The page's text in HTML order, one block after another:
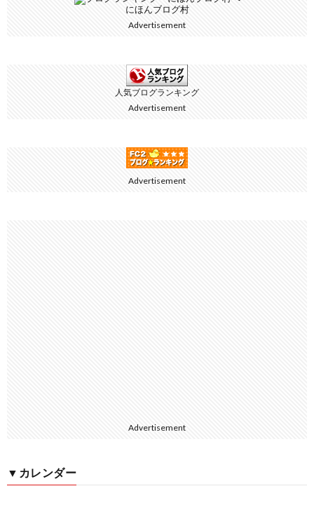
にほんブログ村
Advertisement
人気ブログランキング
Advertisement
Advertisement
Advertisement
▼カレンダー